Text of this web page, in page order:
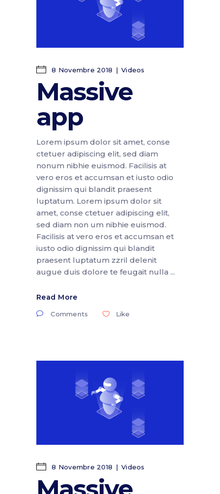
8 Novembre 2018 Videos
Massive
app
Lorem ipsum dolor sit amet, conse
ctetuer adipiscing elit, sed diam
nonum nibhie euismod. Facilisis at
vero eros et accumsan et iusto odio
dignissim qui blandit praesent
luptatum. Lorem ipsum dolor sit
amet, conse ctetuer adipiscing elit,
sed diam non um nibhie euismod.
Facilisis at vero eros et accumsan et
iusto odio dignissim qui blandit
praesent luptatum zzril delenit
augue duis dolore te feugait nulla
Read More
Comments Like
8 Novembre 2018 Videos